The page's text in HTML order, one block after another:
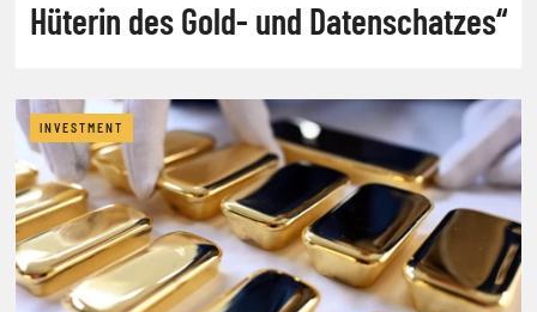
Hüterin des Gold- und Datenschatzes“
INVESTMENT